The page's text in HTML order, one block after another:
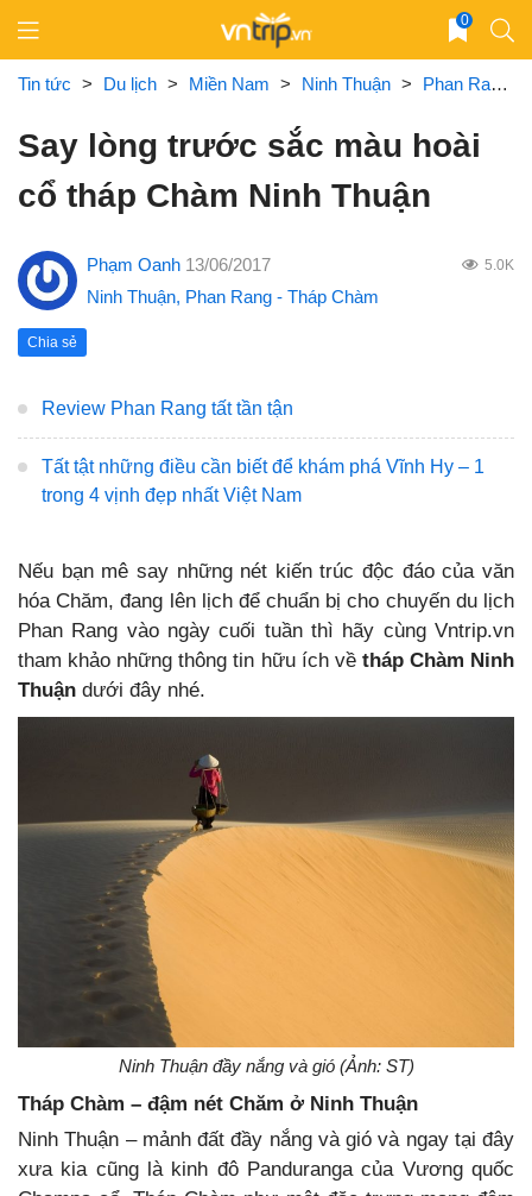
content
0
Tin tức > Du lịch > Miền Nam > Ninh Thuận > Phan Rang - Tháp Chàm
Say lòng trước sắc màu hoài
cổ tháp Chàm Ninh Thuận
Phạm Oanh 13/06/2017 5.0K
Ninh Thuận, Phan Rang - Tháp Chàm
Chia sẻ
Review Phan Rang tất tần tận
Tất tật những điều cần biết để khám phá Vĩnh Hy – 1
trong 4 vịnh đẹp nhất Việt Nam
Nếu bạn mê say những nét kiến trúc độc đáo của văn
hóa Chăm, đang lên lịch để chuẩn bị cho chuyến du lịch
Phan Rang vào ngày cuối tuần thì hãy cùng Vntrip.vn
tham khảo những thông tin hữu ích vềtháp Chàm Ninh
Thuận dưới đây nhé.
Ninh Thuận đầy nắng và gió (Ảnh: ST)
Tháp Chàm – đậm nét Chăm ở Ninh Thuận
Ninh Thuận – mảnh đất đầy nắng và gió và ngay tại đây
xưa kia cũng là kinh đô Panduranga của Vương quốc